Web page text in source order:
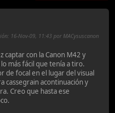
: 16-Nov-09, 11:43 por MACysuscanon
con la Canon M42 y
más fácil que tenía a tiro.
de focal en el lugar del visual
cassegrain acontinuación y
Creo que hasta ese